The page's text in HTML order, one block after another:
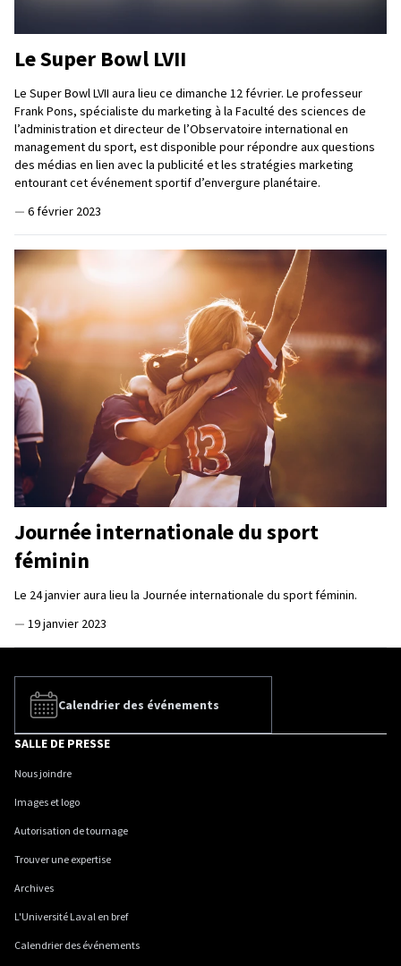
Le Super Bowl LVII
Le Super Bowl LVII aura lieu ce dimanche 12 février. Le professeur
Frank Pons, spécialiste du marketing à la Faculté des sciences de
l’administration et directeur de l’Observatoire international en
management du sport, est disponible pour répondre aux questions
des médias en lien avec la publicité et les stratégies marketing
entourant cet événement sportif d’envergure planétaire.
— 6 février 2023
Journée internationale du sport
féminin
Le 24 janvier aura lieu la Journée internationale du sport féminin.
— 19 janvier 2023
Calendrier des événements
SALLE DE PRESSE
Nous joindre
Images et logo
Autorisation de tournage
Trouver une expertise
Archives
L'Université Laval en bref
Calendrier des événements